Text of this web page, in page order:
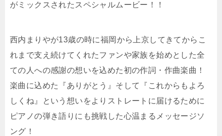
がミックスされたスペシャルムービー！！
西内まりやが13歳の時に福岡から上京してきてからこ
れまで支え続けてくれたファンや­家族を始めとした全
ての人への感謝の想いを込めた初の作詞・作曲楽曲！
楽曲に込めた『ありがとう』そして『これからもよろ
しくね』という想いをよりストレー­トに届けるために
ピアノの弾き語りにも挑戦した心温まるメッセージソ
ング！